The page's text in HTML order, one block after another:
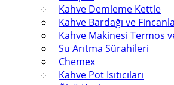
Kahve Demleme Kettle
Kahve Bardağı ve
Kahve Makinesi Termos
Su Arıtma Sürahileri
Chemex
Kahve Pot Isıtıcıları